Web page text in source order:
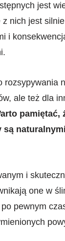
jest
z nich jest
i
rozsypywania
ale też dla
pamiętać,
są
i
one w
pewnym